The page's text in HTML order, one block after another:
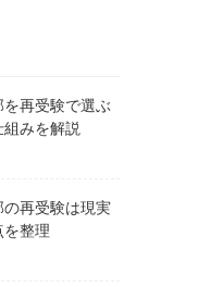
再受験で選ぶ
みを解説
再受験は現実
を整理